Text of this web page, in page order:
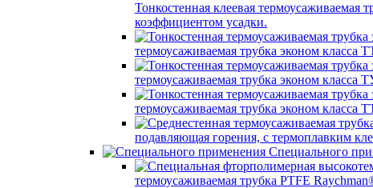
Тонкостенная клеевая
коэффициентом усадки.
термоусаживаемая трубка эконом
термоусаживаемая трубка эконом
термоусаживаемая трубка эконом
подавляющая горения, с термоплавким
Специального
термоусаживаемая трубка PTFE